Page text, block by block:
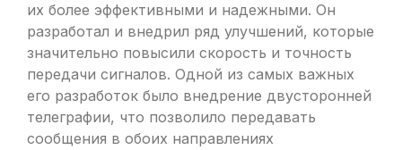
их более эффективными и надежными. Он
разработал и внедрил ряд улучшений, которые
значительно повысили скорость и точность
передачи сигналов. Одной из самых важных
его разработок было внедрение двусторонней
телеграфии, что позволило передавать
сообщения в обоих направлениях